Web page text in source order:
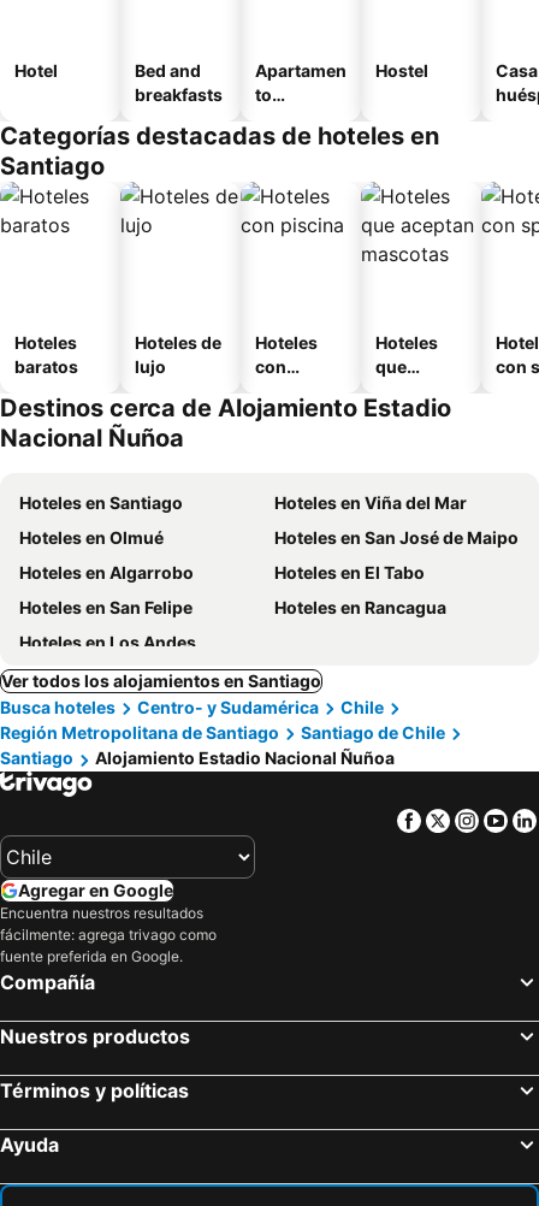
Hotel
Bed and
breakfasts
Apartamen
to
o
Hostel
Categorías destacadas de hoteles en
Santiago
Hoteles
baratos
Hoteles de
lujo
Hoteles
con
Hoteles
que
mascotas
con
Destinos cerca de Alojamiento Estadio
Nacional Ñuñoa
Hoteles en Santiago
Hoteles en Viña del Mar
Hoteles en Olmué
Hoteles en San José de Maipo
Hoteles en Algarrobo
Hoteles en El Tabo
Hoteles en San Felipe
Hoteles en Rancagua
Hoteles en Los Andes
Ver todos los alojamientos en Santiago
Busca hoteles
Centro- y Sudamérica
Chile
Región Metropolitana de Santiago
Santiago de Chile
Santiago
Alojamiento Estadio Nacional Ñuñoa
Facebook
Twitter
Agregar en Google
Encuentra nuestros resultados
fácilmente: agrega trivago como
fuente preferida en Google.
Compañía
Nuestros productos
Términos y políticas
Ayuda